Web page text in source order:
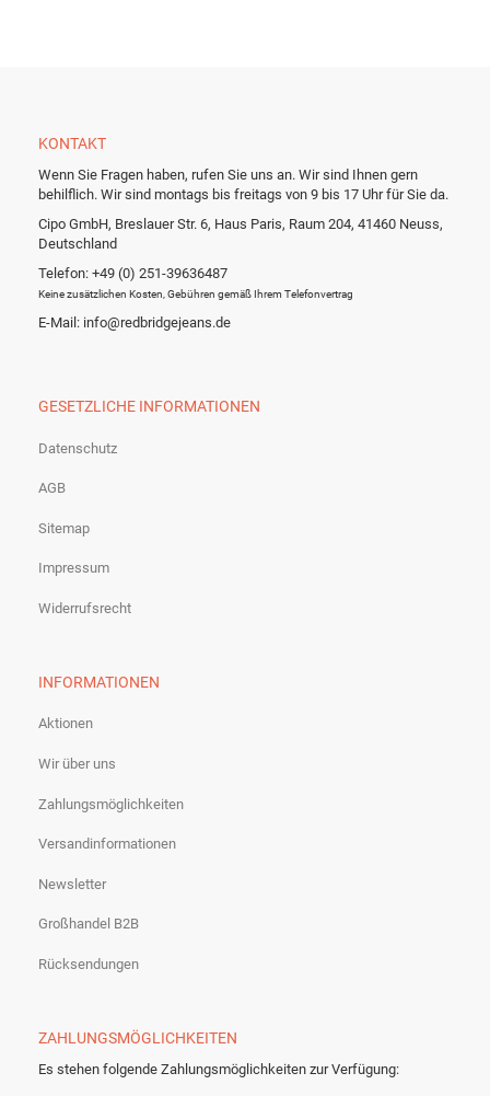
KONTAKT
Wenn Sie Fragen haben, rufen Sie uns an. Wir sind Ihnen gern
behilflich. Wir sind montags bis freitags von 9 bis 17 Uhr für Sie da.
Cipo GmbH, Breslauer Str. 6, Haus Paris, Raum 204, 41460 Neuss,
Deutschland
Telefon: +49 (0) 251-39636487
Keine zusätzlichen Kosten, Gebühren gemäß Ihrem Telefonvertrag
E-Mail: info@redbridgejeans.de
GESETZLICHE INFORMATIONEN
Datenschutz
AGB
Sitemap
Impressum
Widerrufsrecht
INFORMATIONEN
Aktionen
Wir über uns
Zahlungsmöglichkeiten
Versandinformationen
Newsletter
Großhandel B2B
Rücksendungen
ZAHLUNGSMÖGLICHKEITEN
Es stehen folgende Zahlungsmöglichkeiten zur Verfügung: